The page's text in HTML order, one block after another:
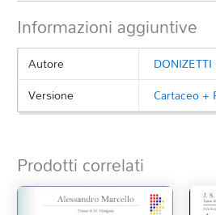
Informazioni aggiuntive
Autore
Versione
Cartaceo +
Prodotti correlati